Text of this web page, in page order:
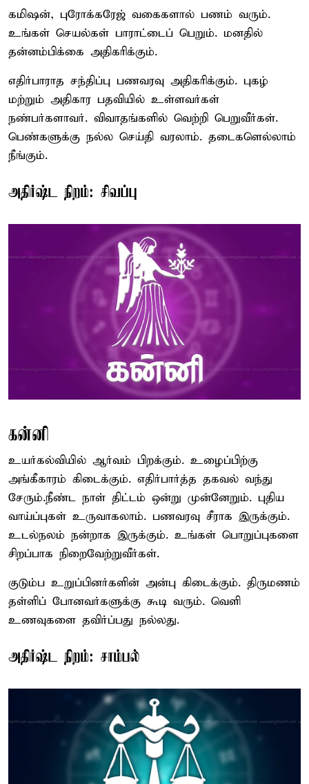
கமிஷன், புரோக்கரேஜ் வகைகளால் பணம் வரும்.
உங்கள் செயல்கள் பாராட்டைப் பெறும். மனதில்
தன்னம்பிக்கை அதிகரிக்கும்.
எதிர்பாராத சந்திப்பு பணவரவு அதிகரிக்கும். புகழ்
மற்றும் அதிகார பதவியில் உள்ளவர்கள்
நண்பர்களாவர். விவாதங்களில் வெற்றி பெறுவீர்கள்.
பெண்களுக்கு நல்ல செய்தி வரலாம். தடைகளெல்லாம்
நீங்கும்.
அதிர்ஷ்ட நிறம்: சிவப்பு
கன்னி
உயர்கல்வியில் ஆர்வம் பிறக்கும். உழைப்பிற்கு
அங்கீகாரம் கிடைக்கும். எதிர்பார்த்த தகவல் வந்து
சேரும்.நீண்ட நாள் திட்டம் ஒன்று முன்னேறும். புதிய
வாய்ப்புகள் உருவாகலாம். பணவரவு சீராக இருக்கும்.
உடல்நலம் நன்றாக இருக்கும். உங்கள் பொறுப்புகளை
சிறப்பாக நிறைவேற்றுவீர்கள்.
குடும்ப உறுப்பினர்களின் அன்பு கிடைக்கும். திருமணம்
தள்ளிப் போனவர்களுக்கு கூடி வரும். வெளி
உணவுகளை தவிர்ப்பது நல்லது.
அதிர்ஷ்ட நிறம்: சாம்பல்